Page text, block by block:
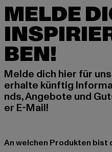
MELDE
BEN!
Melde dich hier für
erhalte künftig
nds, Angebote und
er E-Mail!
An welchen Produkten